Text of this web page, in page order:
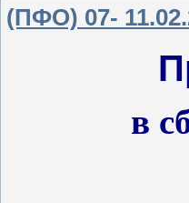
(ПФО) 07-
в